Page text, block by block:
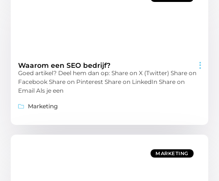
Waarom een SEO bedrijf?
Goed artikel? Deel hem dan op: Share on X (Twitter) Share on
Facebook Share on Pinterest Share on LinkedIn Share on
Email Als je een
Marketing
MARKETING